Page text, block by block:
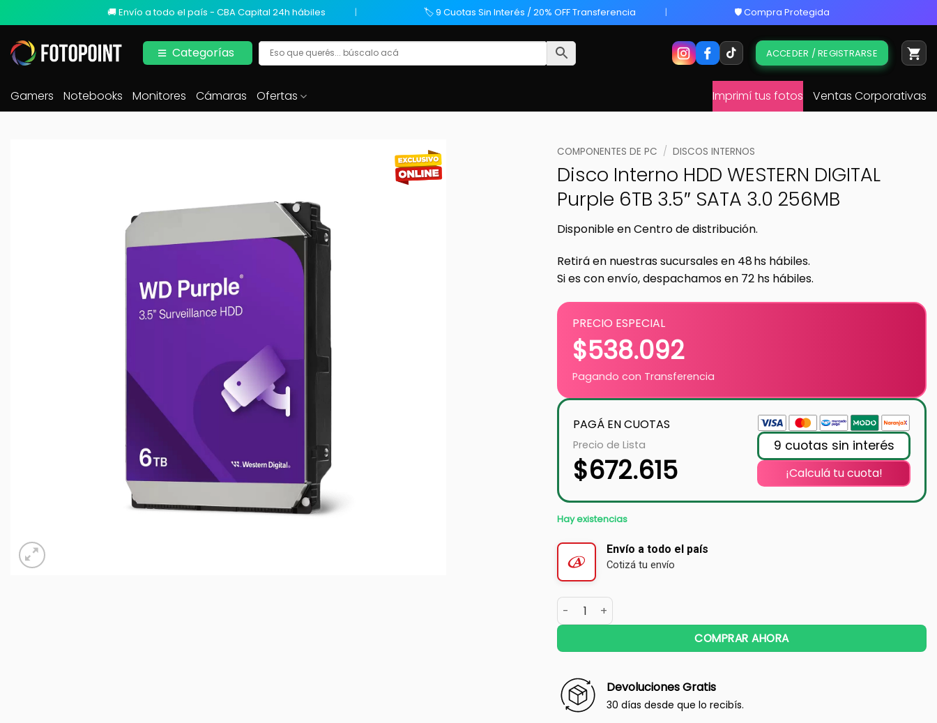
🚚 Envío a todo el país - CBA Capital 24h hábiles 🏷️ 9 Cuotas Sin Interés / 20% OFF Transferencia 🛡️ Compra Protegida
Categorías ACCEDER / REGISTRARSE
Gamers Notebooks Monitores Cámaras Ofertas Imprimí tus fotos Ventas Corporativas
COMPONENTES DE PC / DISCOS INTERNOS
Disco Interno HDD WESTERN DIGITAL
Purple 6TB 3.5″ SATA 3.0 256MB
Disponible en Centro de distribución.
Retirá en nuestras sucursales en 48 hs hábiles.
Si es con envío, despachamos en 72 hs hábiles.
PRECIO ESPECIAL
$538.092
Pagando con Transferencia
PAGÁ EN CUOTAS
Precio de Lista
$672.615
9 cuotas sin interés
¡Calculá tu cuota!
Hay existencias
Envío a todo el país
Cotizá tu envío
COMPRAR AHORA
Devoluciones Gratis
30 días desde que lo recibís.